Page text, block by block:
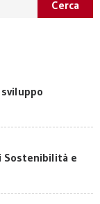
Sostenibilità e